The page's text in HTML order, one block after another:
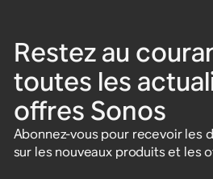
Restez au
toutes les
offres Sonos
Abonnez-vous pour recevoir les
sur les nouveaux produits et les